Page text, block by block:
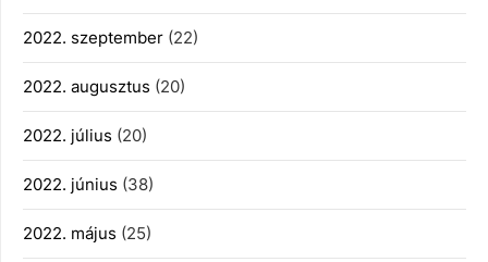
2022. szeptember (22)
2022. augusztus (20)
2022. július (20)
2022. június (38)
2022. május (25)